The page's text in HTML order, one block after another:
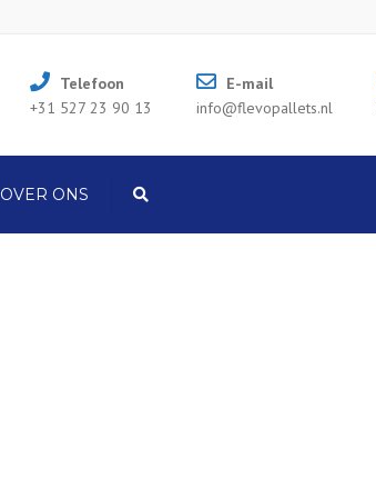
Telefoon
+31 527 23 90 13
E-mail
info@flevopallets.nl
OVER ONS